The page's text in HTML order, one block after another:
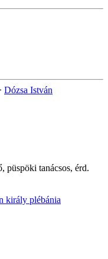
Dózsa István
püspöki tanácsos, érd.
király plébánia